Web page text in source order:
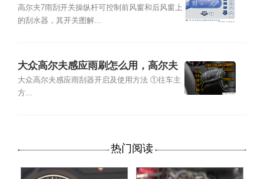
怎么使用
高尔夫7雨刮开关操纵杆可控制前风窗和后风窗上
的刮水器，其开关图解...
大众高尔夫感应雨刷怎么用，高尔夫
后雨刮怎么开启
大众高尔夫感应雨刮器开启及使用方法 ①往车主
方...
热门阅读